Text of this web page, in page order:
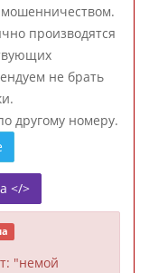
производятся
не брать
другому номеру.
</>
"немой